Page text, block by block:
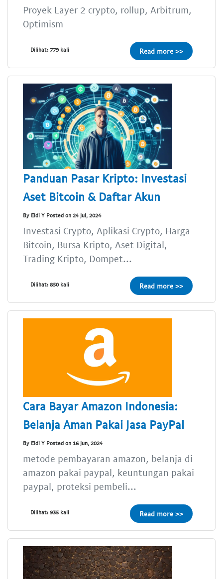
Proyek Layer 2 crypto, rollup, Arbitrum,
Optimism
Dilihat: 779 kali Read more >>
Panduan Pasar Kripto: Investasi
Aset Bitcoin & Daftar Akun
By Eldi Y Posted on 24 Jul, 2024
Investasi Crypto, Aplikasi Crypto, Harga
Bitcoin, Bursa Kripto, Aset Digital,
Trading Kripto, Dompet...
Dilihat: 850 kali Read more >>
Cara Bayar Amazon Indonesia:
Belanja Aman Pakai Jasa PayPal
By Eldi Y Posted on 16 Jun, 2024
metode pembayaran amazon, belanja di
amazon pakai paypal, keuntungan pakai
paypal, proteksi pembeli...
Dilihat: 935 kali Read more >>